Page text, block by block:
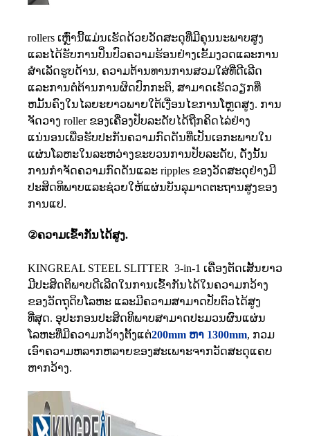
rollers ເຫຼົ່ານີ້ແມ່ນເຮັດດ້ວຍວັດສະດຸທີ່ມີຄຸນນະພາບສູງ
ແລະໄດ້ຮັບການປິ່ນປົວຄວາມຮ້ອນຢ່າງເຂັ້ມງວດແລະການ
ສໍາເລັດຮູບດ້ານ, ຄວາມຕ້ານທານການສວມໃສ່ທີ່ດີເລີດ
ແລະການຕໍ່ຕ້ານການຜິດປົກກະຕິ, ສາມາດເຮັດວຽກທີ່
ຫມັ້ນຄົງໃນໄລຍະຍາວພາຍໃຕ້ເງື່ອນໄຂການໂຫຼດສູງ. ການ
ຈັດວາງ roller ຂອງເຄື່ອງປັບລະດັບໄດ້ຖືກຄິດໄລ່ຢ່າງ
ແນ່ນອນເພື່ອຮັບປະກັນຄວາມກົດດັນທີ່ເປັນເອກະພາບໃນ
ແຜ່ນໂລຫະໃນລະຫວ່າງຂະບວນການປັບລະດັບ, ດັ່ງນັ້ນ
ການກໍາຈັດຄວາມກົດດັນແລະ ripples ຂອງວັດສະດຸຢ່າງມີ
ປະສິດທິພາບແລະຊ່ວຍໃຫ້ແຜ່ນບັນລຸມາດຕະຖານສູງຂອງ
ການແປ.
②​ຄວາມ​ເຂົ້າ​ກັນ​ໄດ້​ສູງ​.
KINGREAL STEEL SLITTER 3-in-1 ເຄື່ອງຕັດເສັ້ນຍາວ
ມີປະສິດຕິພາບດີເລີດໃນການເຂົ້າກັນໄດ້ໃນຄວາມກວ້າງ
ຂອງວັດຖຸດິບໂລຫະ ແລະມີຄວາມສາມາດປັບຕົວໄດ້ສູງ
ທີ່ສຸດ. ອຸປະກອນປະສິດທິພາບສາມາດປະມວນຜົນແຜ່ນ
ໂລຫະທີ່ມີຄວາມກວ້າງຕັ້ງແຕ່200mm ຫາ 1300mm, ກວມ
ເອົາຄວາມຫລາກຫລາຍຂອງສະເພາະຈາກວັດສະດຸແຄບ
ຫາກວ້າງ.